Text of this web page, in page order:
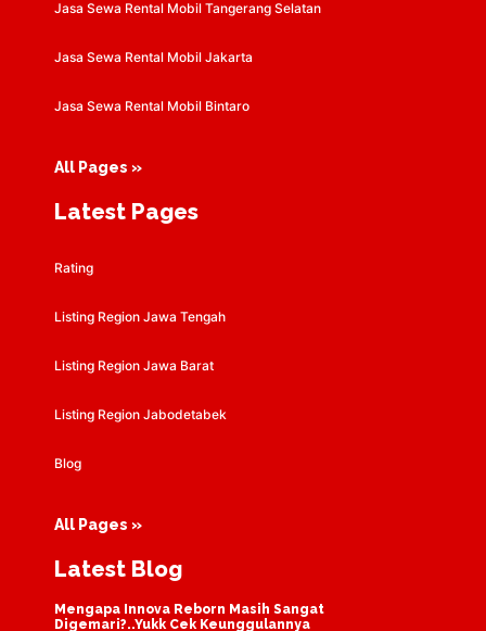
Jasa Sewa Rental Mobil Tangerang Selatan
Jasa Sewa Rental Mobil Jakarta
Jasa Sewa Rental Mobil Bintaro
All Pages »
Latest Pages
Rating
Listing Region Jawa Tengah
Listing Region Jawa Barat
Listing Region Jabodetabek
Blog
All Pages »
Latest Blog
Mengapa Innova Reborn Masih Sangat
Digemari?..Yukk Cek Keunggulannya